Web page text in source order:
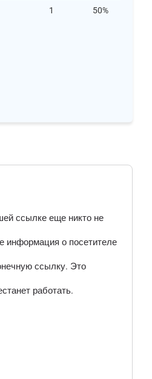
1 50%
ссылке еще никто не
информация о посетителе
ссылку. Это
работать.